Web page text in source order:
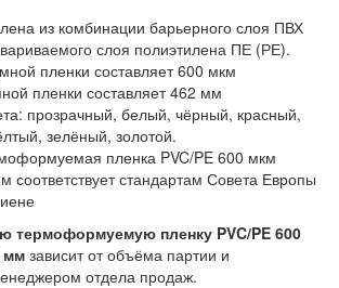
из комбинации барьерного слоя ПВХ
слоя полиэтилена ПЕ (РЕ).
пленки составляет 600 мкм
пленки составляет 462 мм
прозрачный, белый, чёрный, красный,
зелёный, золотой.
пленка PVC/PE 600 мкм
соответствует стандартам Совета Европы
термоформуемую пленку PVC/PE 600
мм зависит от объёма партии и
отдела продаж.